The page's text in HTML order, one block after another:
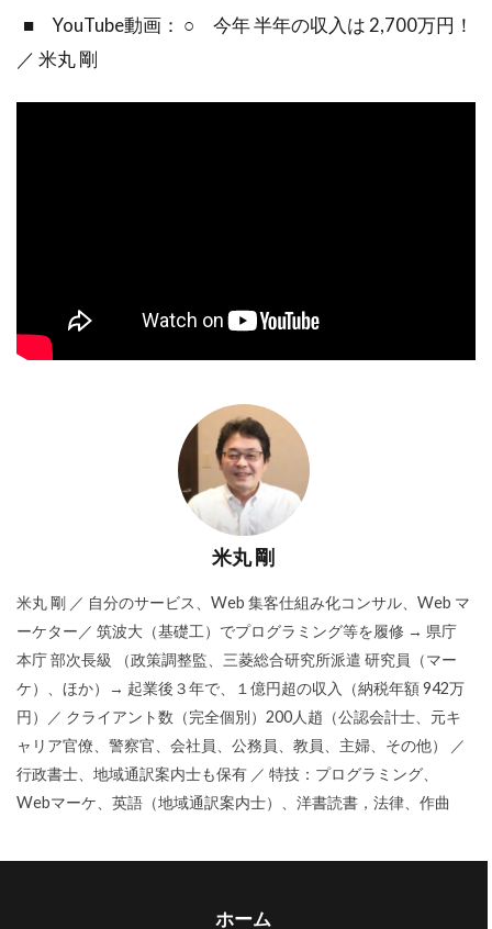
■ YouTube動画： ○ 今年 半年の収入は 2,700万円！
／ 米丸 剛
米丸 剛
米丸 剛 ／ 自分のサービス、Web 集客仕組み化コンサル、Web マ
ーケター／ 筑波大（基礎工）でプログラミング等を履修 → 県庁
本庁 部次長級 （政策調整監、三菱総合研究所派遣 研究員（マー
ケ）、ほか）→ 起業後３年で、１億円超の収入（納税年額 942万
円）／ クライアント数（完全個別）200人趙（公認会計士、元キ
ャリア官僚、警察官、会社員、公務員、教員、主婦、その他） ／
行政書士、地域通訳案内士も保有 ／ 特技：プログラミング、
Webマーケ、英語（地域通訳案内士）、洋書読書，法律、作曲
ホーム